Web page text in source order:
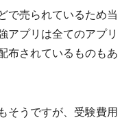
で売られているため当
アプリは全てのアプリ
布されているものもあ
そうですが、受験費用